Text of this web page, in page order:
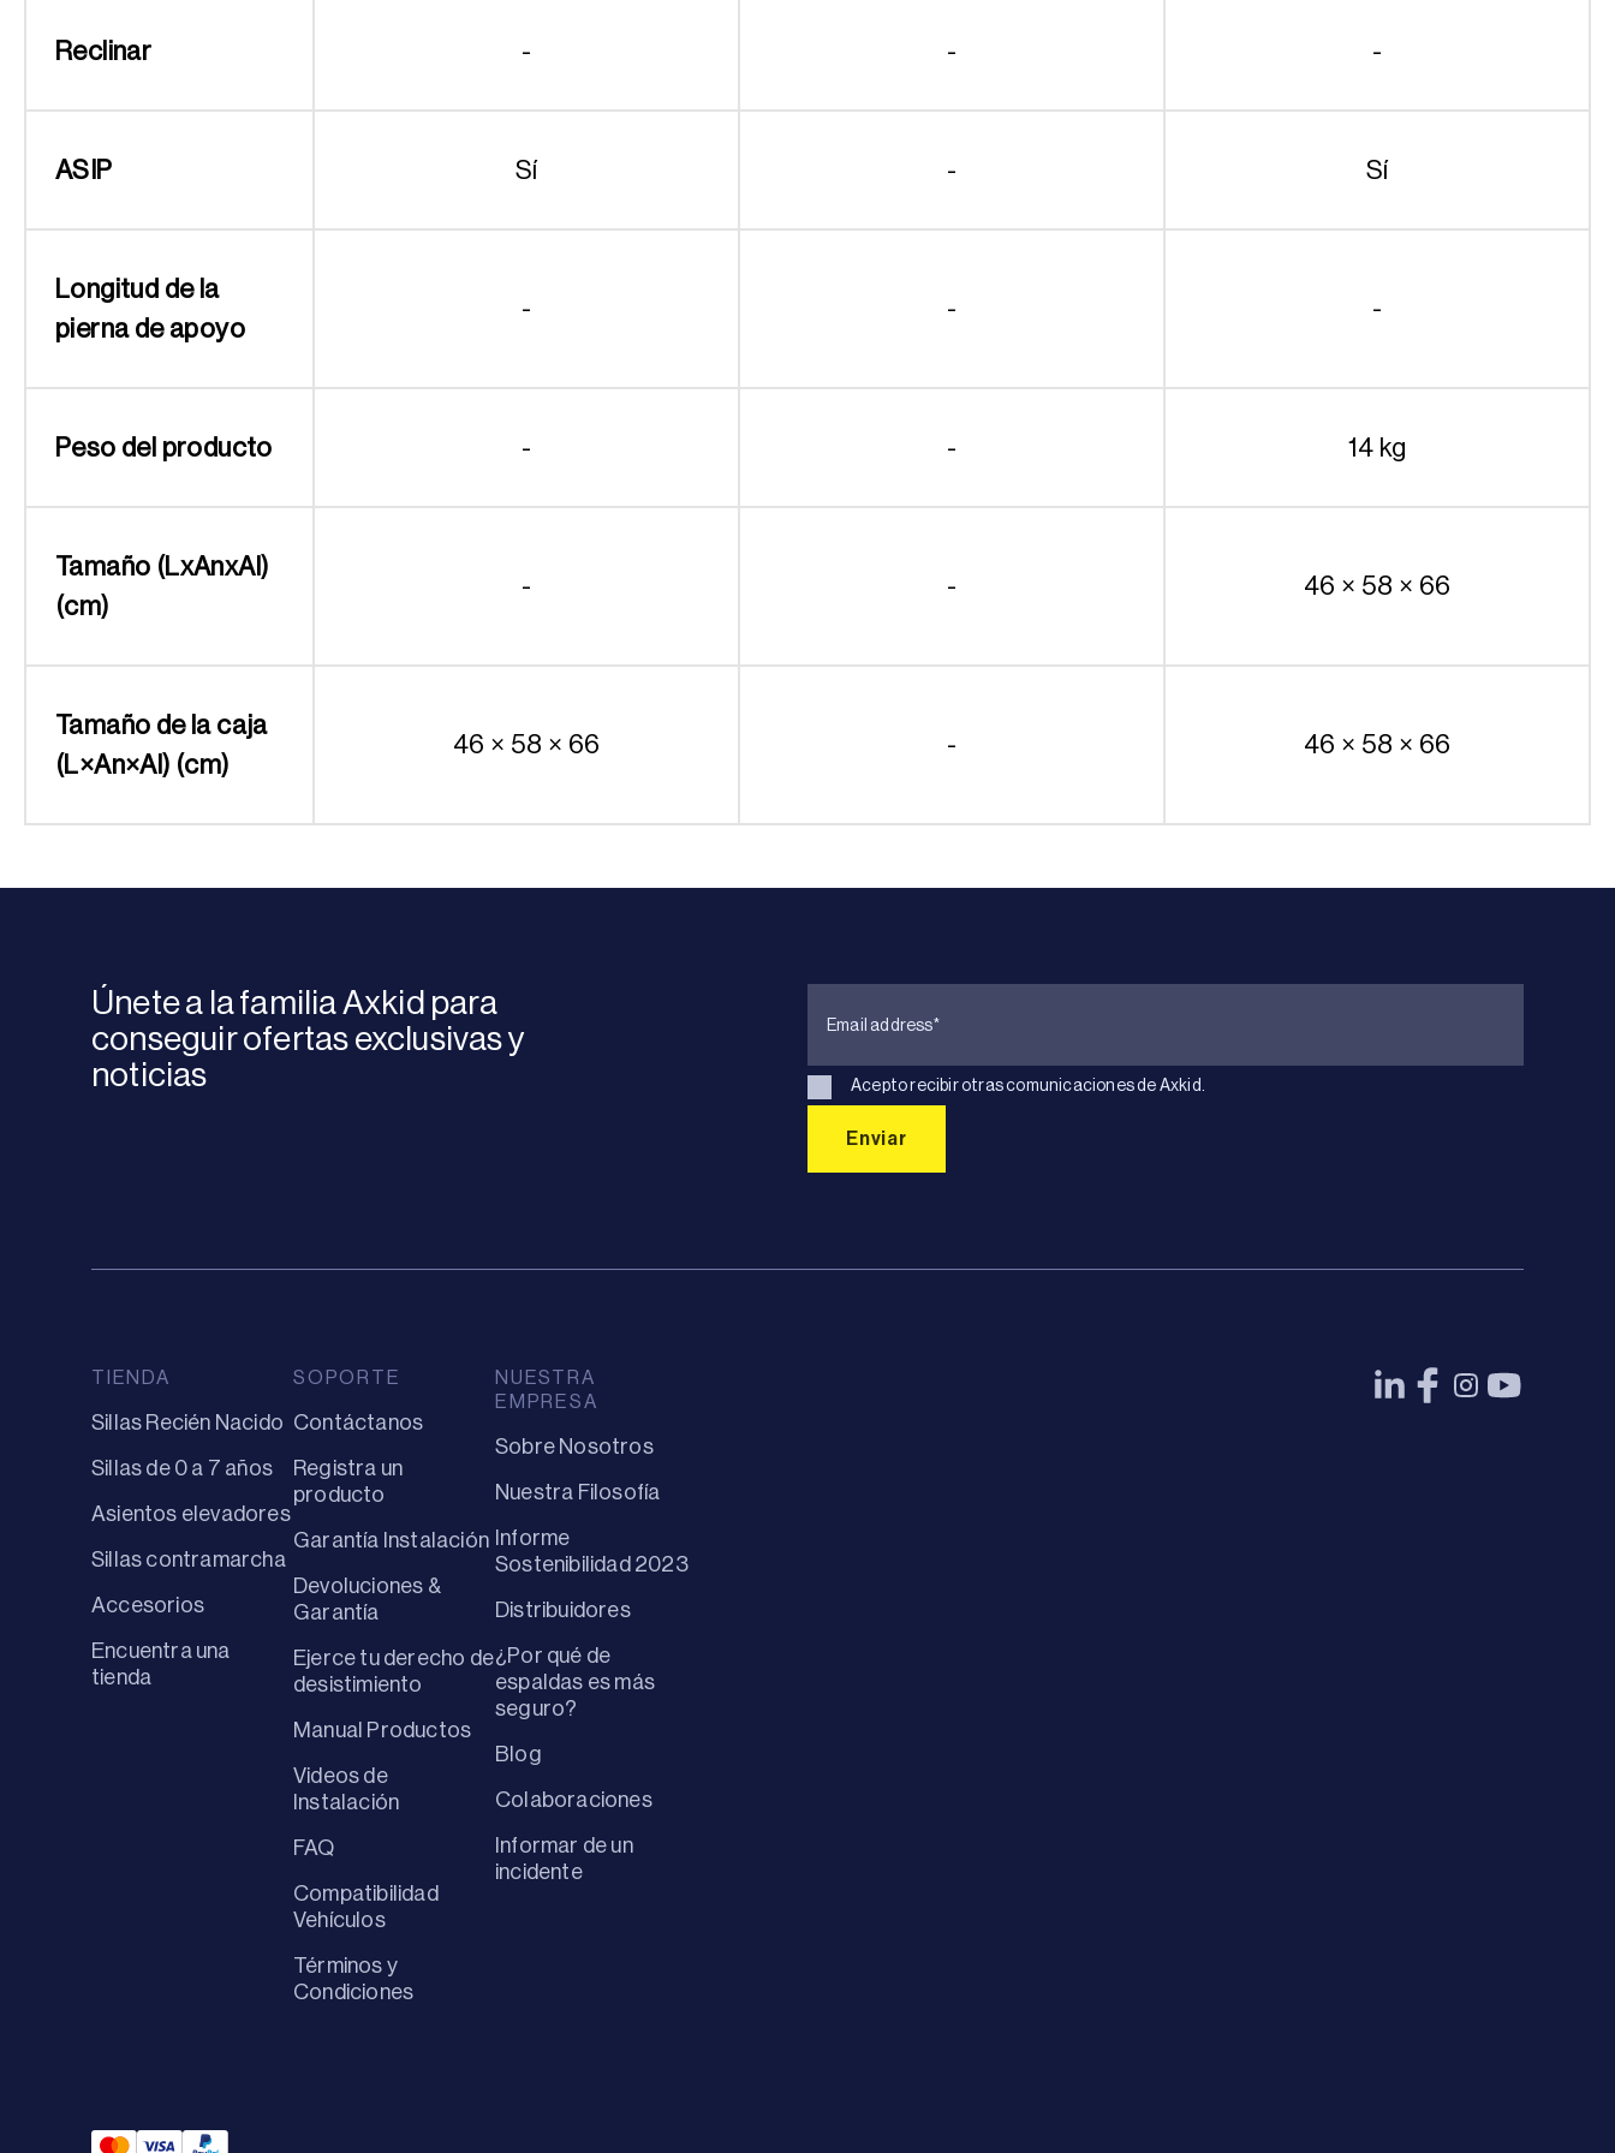
Reclinar - - -
ASIP Sí - Sí
Longitud de la
pierna de apoyo
- - -
Peso del producto - - 14 kg
Tamaño (LxAnxAl)
(cm)
- - 46 × 58 × 66
Tamaño de la caja
(L×An×Al) (cm)
46 × 58 × 66 - 46 × 58 × 66
Únete a la familia Axkid para
conseguir ofertas exclusivas y
noticias
Acepto recibir otras comunicaciones de Axkid.
TIENDA
Sillas Recién Nacido
Sillas de 0 a 7 años
Asientos elevadores
Sillas contramarcha
Accesorios
Encuentra una
tienda
SOPORTE
Contáctanos
Registra un
producto
Garantía Instalación
Devoluciones &
Garantía
Ejerce tu derecho de
desistimiento
Manual Productos
Videos de
Instalación
FAQ
Compatibilidad
Vehículos
Términos y
Condiciones
NUESTRA
EMPRESA
Sobre Nosotros
Nuestra Filosofía
Informe
Sostenibilidad 2023
Distribuidores
¿Por qué de
espaldas es más
seguro?
Blog
Colaboraciones
Informar de un
incidente
Mastercard Payment
Visa Payment
Paypal Payment